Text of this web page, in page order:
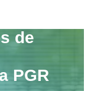
de
PGR